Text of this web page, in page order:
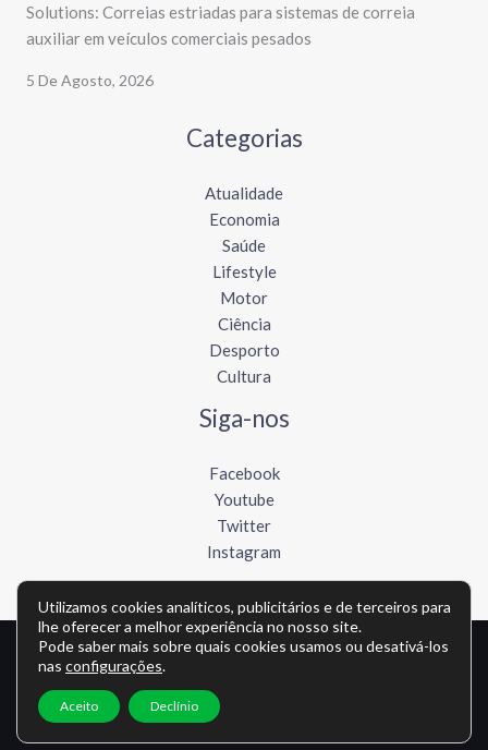
Solutions: Correias estriadas para sistemas de correia
auxiliar em veículos comerciais pesados
5 De Agosto, 2026
Categorias
Atualidade
Economia
Saúde
Lifestyle
Motor
Ciência
Desporto
Cultura
Siga-nos
Facebook
Youtube
Twitter
Instagram
Copyright © Todos os direitos reservados - lusofonews.com
Política de privacidade -
Utilizamos cookies analíticos, publicitários e de terceiros para
lhe oferecer a melhor experiência no nosso site.
Pode saber mais sobre quais cookies usamos ou desativá-los
nas configurações.
Aceito Declínio